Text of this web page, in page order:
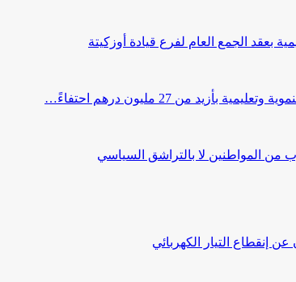
بعقد الجمع العام لفرع قيادة أوزكيتة
من 27 مليون درهم احتفاءً…
المواطنين لا بالتراشق السياسي
إنقطاع التيار الكهربائي